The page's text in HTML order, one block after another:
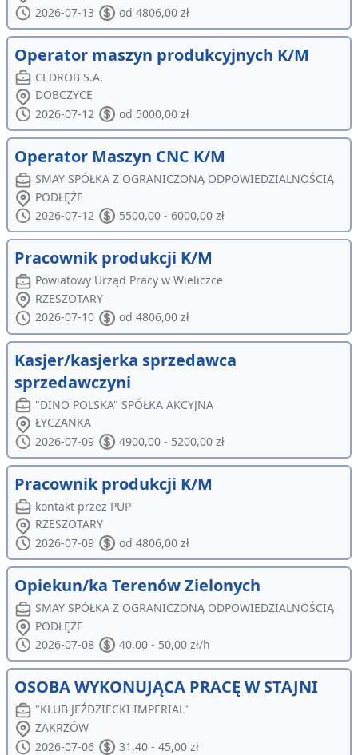
2026-07-13
od 4806,00 zł
Operator maszyn produkcyjnych K/M
CEDROB S.A.
DOBCZYCE
2026-07-12
od 5000,00 zł
Operator Maszyn CNC K/M
SMAY SPÓŁKA Z OGRANICZONĄ ODPOWIEDZIALNOŚCIĄ
PODŁĘŻE
2026-07-12
5500,00 - 6000,00 zł
Pracownik produkcji K/M
Powiatowy Urząd Pracy w Wieliczce
RZESZOTARY
2026-07-10
od 4806,00 zł
Kasjer/kasjerka sprzedawca
sprzedawczyni
"DINO POLSKA" SPÓŁKA AKCYJNA
ŁYCZANKA
2026-07-09
4900,00 - 5200,00 zł
Pracownik produkcji K/M
kontakt przez PUP
RZESZOTARY
2026-07-09
od 4806,00 zł
Opiekun/ka Terenów Zielonych
SMAY SPÓŁKA Z OGRANICZONĄ ODPOWIEDZIALNOŚCIĄ
PODŁĘŻE
2026-07-08
40,00 - 50,00 zł/h
OSOBA WYKONUJĄCA PRACĘ W STAJNI
"KLUB JEŹDZIECKI IMPERIAL"
ZAKRZÓW
2026-07-06
31,40 - 45,00 zł